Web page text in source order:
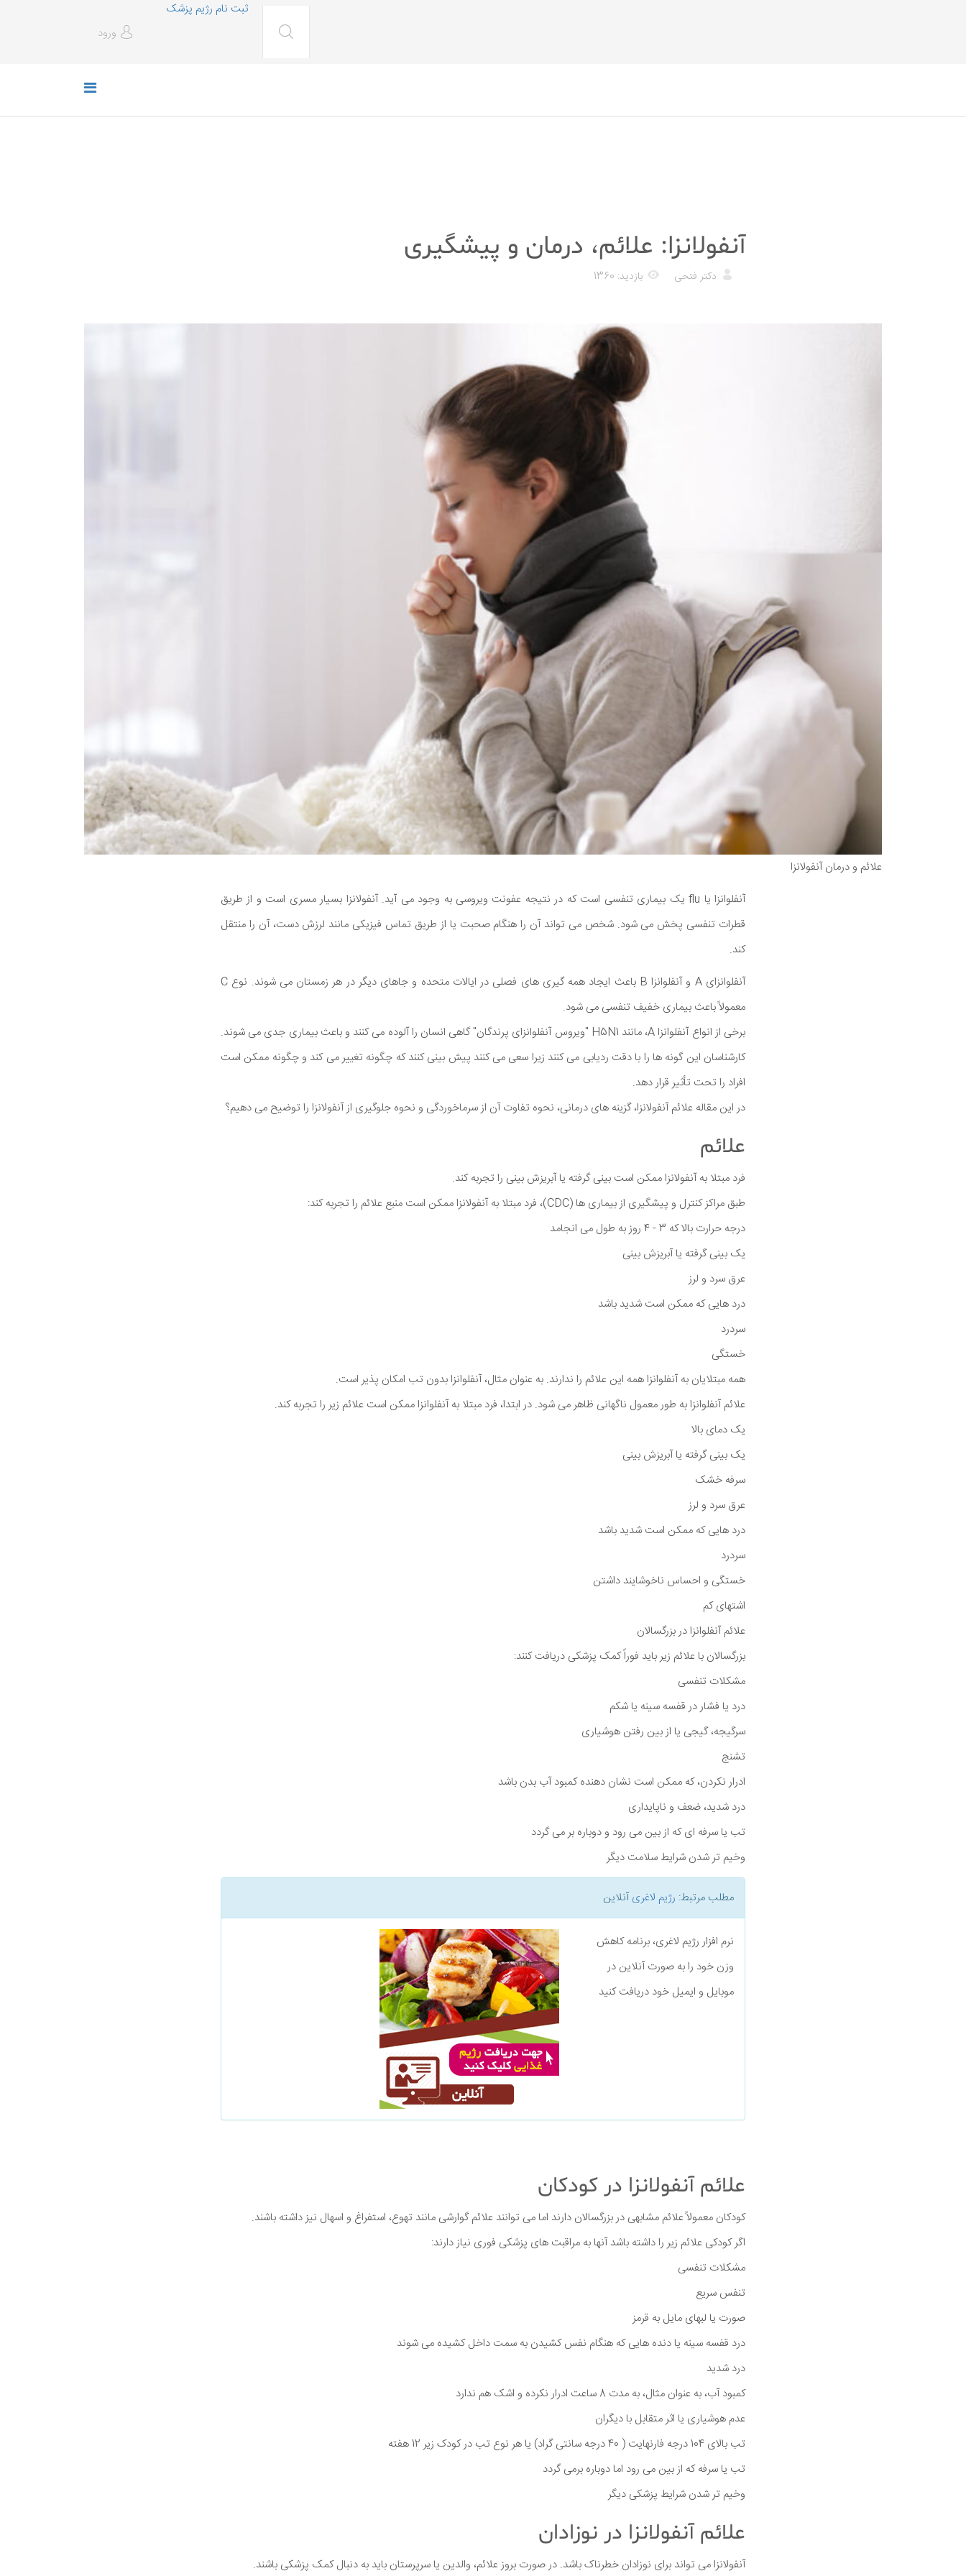
ثبت نام رژیم پزشک
ورود
آنفولانزا: علائم، درمان و پیشگیری
دکتر فتحی بازدید: 1360
علائم و درمان آنفولانزا
آنفلوانزا یا flu یک بیماری تنفسی است که در نتیجه عفونت ویروسی به وجود می آید. آنفولانزا بسیار مسری است و از طریق
قطرات تنفسی پخش می شود. شخص می تواند آن را هنگام صحبت یا از طریق تماس فیزیکی مانند لرزش دست، آن را منتقل
کند.
آنفلوانزای A و آنفلوانزا B باعث ایجاد همه گیری های فصلی در ایالات متحده و جاهای دیگر در هر زمستان می شوند. نوع C
معمولاً باعث بیماری خفیف تنفسی می شود.
برخی از انواع آنفلوانزا A، مانند H5N1 "ویروس آنفلوانزای پرندگان" گاهی انسان را آلوده می کنند و باعث بیماری جدی می شوند.
کارشناسان این گونه ها را با دقت ردیابی می کنند زیرا سعی می کنند پیش بینی کنند که چگونه تغییر می کند و چگونه ممکن است
افراد را تحت تأثیر قرار دهد.
در این مقاله علائم آنفولانزا، گزینه های درمانی، نحوه تفاوت آن از سرماخوردگی و نحوه جلوگیری از آنفولانزا را توضیح می دهیم؟
علائم
فرد مبتلا به آنفولانزا ممکن است بینی گرفته یا آبریزش بینی را تجربه کند.
طبق مراکز کنترل و پیشگیری از بیماری ها (CDC)، فرد مبتلا به آنفولانزا ممکن است منبع علائم را تجربه کند:
درجه حرارت بالا که 3 - 4 روز به طول می انجامد
یک بینی گرفته یا آبریزش بینی
عرق سرد و لرز
درد هایی که ممکن است شدید باشد
سردرد
خستگی
همه مبتلایان به آنفلوانزا همه این علائم را ندارند. به عنوان مثال، آنفلوانزا بدون تب امکان پذیر است.
علائم آنفلوانزا به طور معمول ناگهانی ظاهر می شود. در ابتدا، فرد مبتلا به آنفلوانزا ممکن است علائم زیر را تجربه کند.
یک دمای بالا
یک بینی گرفته یا آبریزش بینی
سرفه خشک
عرق سرد و لرز
درد هایی که ممکن است شدید باشد
سردرد
خستگی و احساس ناخوشایند داشتن
اشتهای کم
علائم آنفلوانزا در بزرگسالان
بزرگسالان با علائم زیر باید فوراً کمک پزشکی دریافت کنند:
مشکلات تنفسی
درد یا فشار در قفسه سینه یا شکم
سرگیجه، گیجی یا از بین رفتن هوشیاری
تشنج
ادرار نکردن، که ممکن است نشان دهنده کمبود آب بدن باشد
درد شدید، ضعف و ناپایداری
تب یا سرفه ای که از بین می رود و دوباره بر می گردد
وخیم تر شدن شرایط سلامت دیگر
مطلب مرتبط: رژیم لاغریآنلاین
نرم افزار رژیم لاغری، برنامه کاهش
وزن خود را به صورت آنلاین در
موبایل و ایمیل خود دریافت کنید
علائم آنفولانزا در کودکان
کودکان معمولاً علائم مشابهی در بزرگسالان دارند اما می توانند علائم گوارشی مانند تهوع، استفراغ و اسهال نیز داشته باشند.
اگر کودکی علائم زیر را داشته باشد آنها به مراقبت های پزشکی فوری نیاز دارند:
مشکلات تنفسی
تنفس سریع
صورت یا لبهای مایل به قرمز
درد قفسه سینه یا دنده هایی که هنگام نفس کشیدن به سمت داخل کشیده می شوند
درد شدید
کمبود آب، به عنوان مثال، به مدت 8 ساعت ادرار نکرده و اشک هم ندارد
عدم هوشیاری یا اثر متقابل با دیگران
تب بالای 104 درجه فارنهایت ( 40 درجه سانتی گراد) یا هر نوع تب در کودک زیر 12 هفته
تب یا سرفه که از بین می رود اما دوباره برمی گردد
وخیم تر شدن شرایط پزشکی دیگر
علائم آنفولانزا در نوزادان
آنفولانزا می تواند برای نوزادان خطرناک باشد. در صورت بروز علائم، والدین یا سرپرستان باید به دنبال کمک پزشکی باشند.